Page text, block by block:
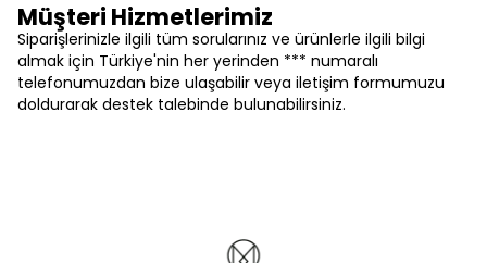
Müşteri Hizmetlerimiz
Siparişlerinizle ilgili tüm sorularınız ve ürünlerle ilgili bilgi
almak için Türkiye'nin her yerinden *** numaralı
telefonumuzdan bize ulaşabilir veya iletişim formumuzu
doldurarak destek talebinde bulunabilirsiniz.